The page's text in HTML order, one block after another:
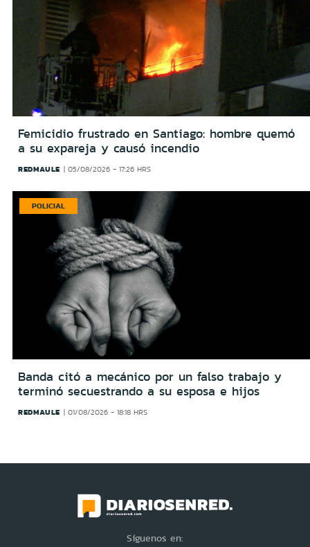
Femicidio frustrado en Santiago: hombre quemó
a su expareja y causó incendio
REDMAULE 05/08/2026 - 17:26 HRS
POLICIAL
Banda citó a mecánico por un falso trabajo y
terminó secuestrando a su esposa e hijos
REDMAULE 01/08/2026 - 18:18 HRS
Síguenos en: